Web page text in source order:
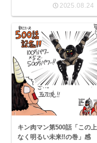
2025.08.24
キン肉マン第500話「この上
なく明るい未来‼の巻」感